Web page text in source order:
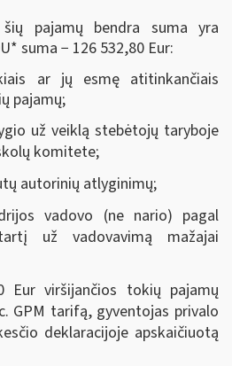
pajamų bendra suma yra
* suma − 126 532,80 Eur:
ar jų esmę atitinkančiais
pajamų;
už veiklą stebėtojų taryboje
komitete;
autorinių atlyginimų;
vadovo (ne nario) pagal
už vadovavimą mažajai
Eur viršijančios tokių pajamų
GPM tarifą, gyventojas privalo
deklaracijoje apskaičiuotą